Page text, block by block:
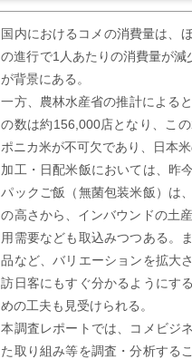
国内におけるコメの消費量は、
の進行で1人あたりの消費量が
が背景にある。
一方、農林水産省の推計による
の数は約156,000店となり、こ
ポニカ米が不可欠であり、日本
加工・日配米飯においては、昨
パックご飯（無菌包装米飯）は
の高さから、インバウンドの土
用需要なども取込みつつある。
品など、バリエーションを拡大
訪日客にもすぐ分かるようにす
めの工夫も見受けられる。
本調査レポートでは、コメビジ
た取り組み等を調査・分析する